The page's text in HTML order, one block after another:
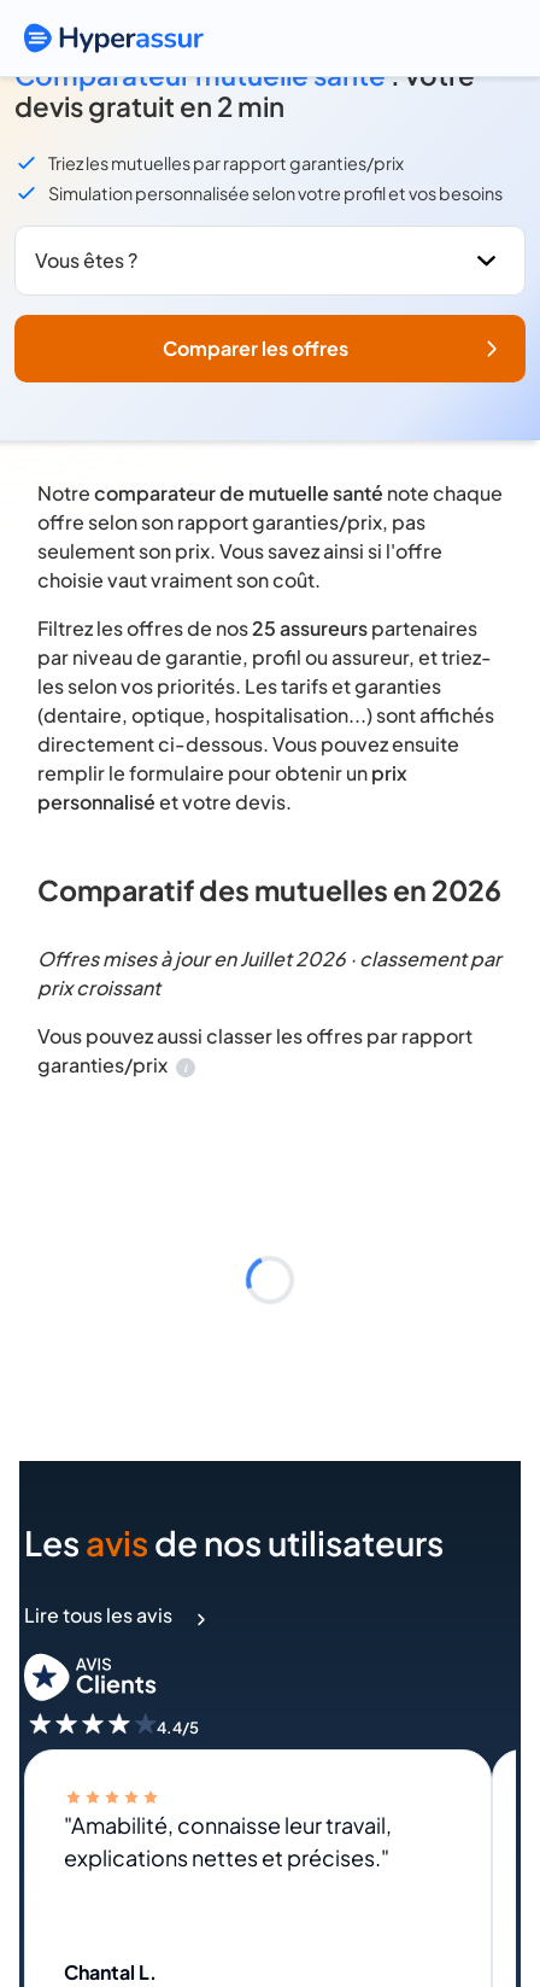
Comparateur mutuelle santé: votre
devis gratuit en 2 min
Triez les mutuelles par rapport garanties/prix
Simulation personnalisée selon votre profil et vos besoins
Vous êtes ?
Comparer les offres
Notrecomparateur de mutuelle santé note chaque
offre selon son rapport garanties/prix, pas
seulement son prix. Vous savez ainsi si l'offre
choisie vaut vraiment son coût.
Filtrez les offres de nos25 assureurspartenaires
par niveau de garantie, profil ou assureur, et triez-
les selon vos priorités. Les tarifs et garanties
(dentaire, optique, hospitalisation...) sont affichés
directement ci-dessous. Vous pouvez ensuite
remplir le formulaire pour obtenir unprix
personnaliséet votre devis.
Comparatif des mutuelles en 2026
Offres mises à jour en Juillet 2026 · classement par
prix croissant
Vous pouvez aussi classer les offres par rapport
garanties/prix
i
Les avis de nos utilisateurs
Lire tous les avis
4.4/5
"Amabilité, connaisse leur travail,
explications nettes et précises."
Chantal L.